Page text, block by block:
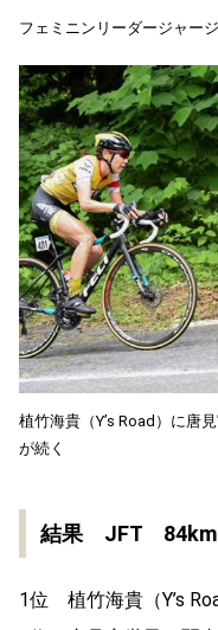
フェミニンリーダージャー
植竹海貴（Y’s Road）に唐
が続く
結果 JFT 84km
1位 植竹海貴（Y’s